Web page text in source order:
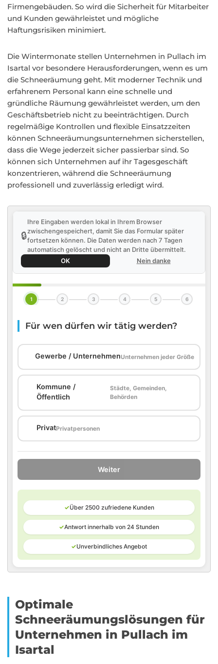
Firmengebäuden. So wird die Sicherheit für Mitarbeiter
und Kunden gewährleistet und mögliche
Haftungsrisiken minimiert.
Die Wintermonate stellen Unternehmen in Pullach im
Isartal vor besondere Herausforderungen, wenn es um
die Schneeräumung geht. Mit moderner Technik und
erfahrenem Personal kann eine schnelle und
gründliche Räumung gewährleistet werden, um den
Geschäftsbetrieb nicht zu beeinträchtigen. Durch
regelmäßige Kontrollen und flexible Einsatzzeiten
können Schneeräumungsunternehmen sicherstellen,
dass die Wege jederzeit sicher passierbar sind. So
können sich Unternehmen auf ihr Tagesgeschäft
konzentrieren, während die Schneeräumung
professionell und zuverlässig erledigt wird.
🔒
Ihre Eingaben werden lokal in Ihrem Browser
zwischengespeichert, damit Sie das Formular später
fortsetzen können. Die Daten werden nach 7 Tagen
automatisch gelöscht und nicht an Dritte übermittelt.
OK
Nein danke
1 2 3 4 5 6
Für wen dürfen wir tätig werden?
Gewerbe / UnternehmenUnternehmen jeder Größe
Kommune /
Öffentlich
Städte, Gemeinden,
Behörden
PrivatPrivatpersonen
Weiter
✓Über 2500 zufriedene Kunden
✓Antwort innerhalb von 24 Stunden
✓Unverbindliches Angebot
Optimale
Schneeräumungslösungen für
Unternehmen in Pullach im
Isartal